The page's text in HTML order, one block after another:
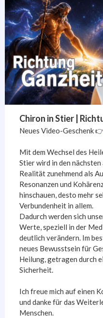
Chiron in Stier |
Neues Video-Geschenk
Mit dem Wechsel des
Stier wird in den
Realität zunehmend als
Resonanzen und
hinschauen, desto mehr
Verbundenheit in allem.
Dadurch werden sich
Werte, speziell in der
deutlich verändern. Im
neues Bewusstsein für
Heilung, getragen durch
Sicherheit.
Ich freue mich auf einen
und danke für das
Menschen.